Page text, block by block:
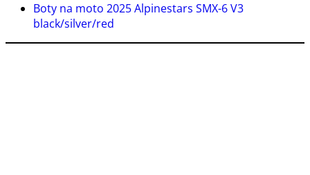
Boty na moto 2025 Alpinestars SMX-6 V3
black/silver/red